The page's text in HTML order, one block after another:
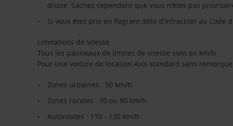
droite. Sachez cependant que vous n’êtes pas
Si vous êtes pris en flagrant délit d’infraction au
Limitations de vitesse
Tous les panneaux de limites de vitesse sont en km/h.
Pour une voiture de location Avis standard sans remorque
Zones urbaines : 50 km/h
Zones rurales : 70 ou 90 km/h
Autoroutes : 110 - 130 km/h